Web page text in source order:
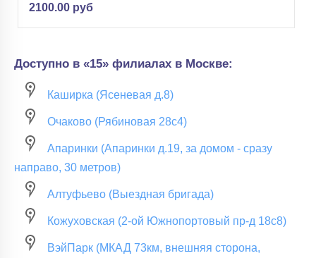
2100.00 руб
Доступно в «15» филиалах в Москве:
Каширка (Ясеневая д.8)
Очаково (Рябиновая 28с4)
Апаринки (Апаринки д.19, за домом - сразу
направо, 30 метров)
Алтуфьево (Выездная бригада)
Кожуховская (2-ой Южнопортовый пр-д 18с8)
ВэйПарк (МКАД 73км, внешняя сторона,